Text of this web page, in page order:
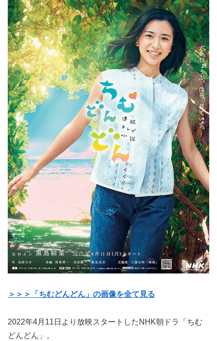
＞＞＞「ちむどんどん」の画像を全て見る
2022年4月11日より放映スタートしたNHK朝ドラ「ちむ
どんどん」。